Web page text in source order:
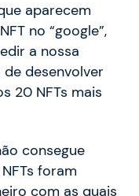
aparecem
no “google”,
a nossa
desenvolver
20 NFTs mais
consegue
foram
com as quais